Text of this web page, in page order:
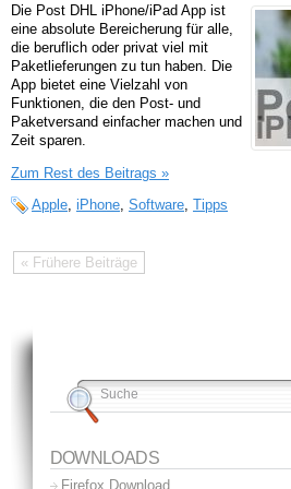
Die Post DHL iPhone/iPad App ist
eine absolute Bereicherung für alle,
die beruflich oder privat viel mit
Paketlieferungen zu tun haben. Die
App bietet eine Vielzahl von
Funktionen, die den Post- und
Paketversand einfacher machen und
Zeit sparen.
Zum Rest des Beitrags »
Apple, iPhone, Software, Tipps
« Frühere Beiträge
DOWNLOADS
Firefox Download